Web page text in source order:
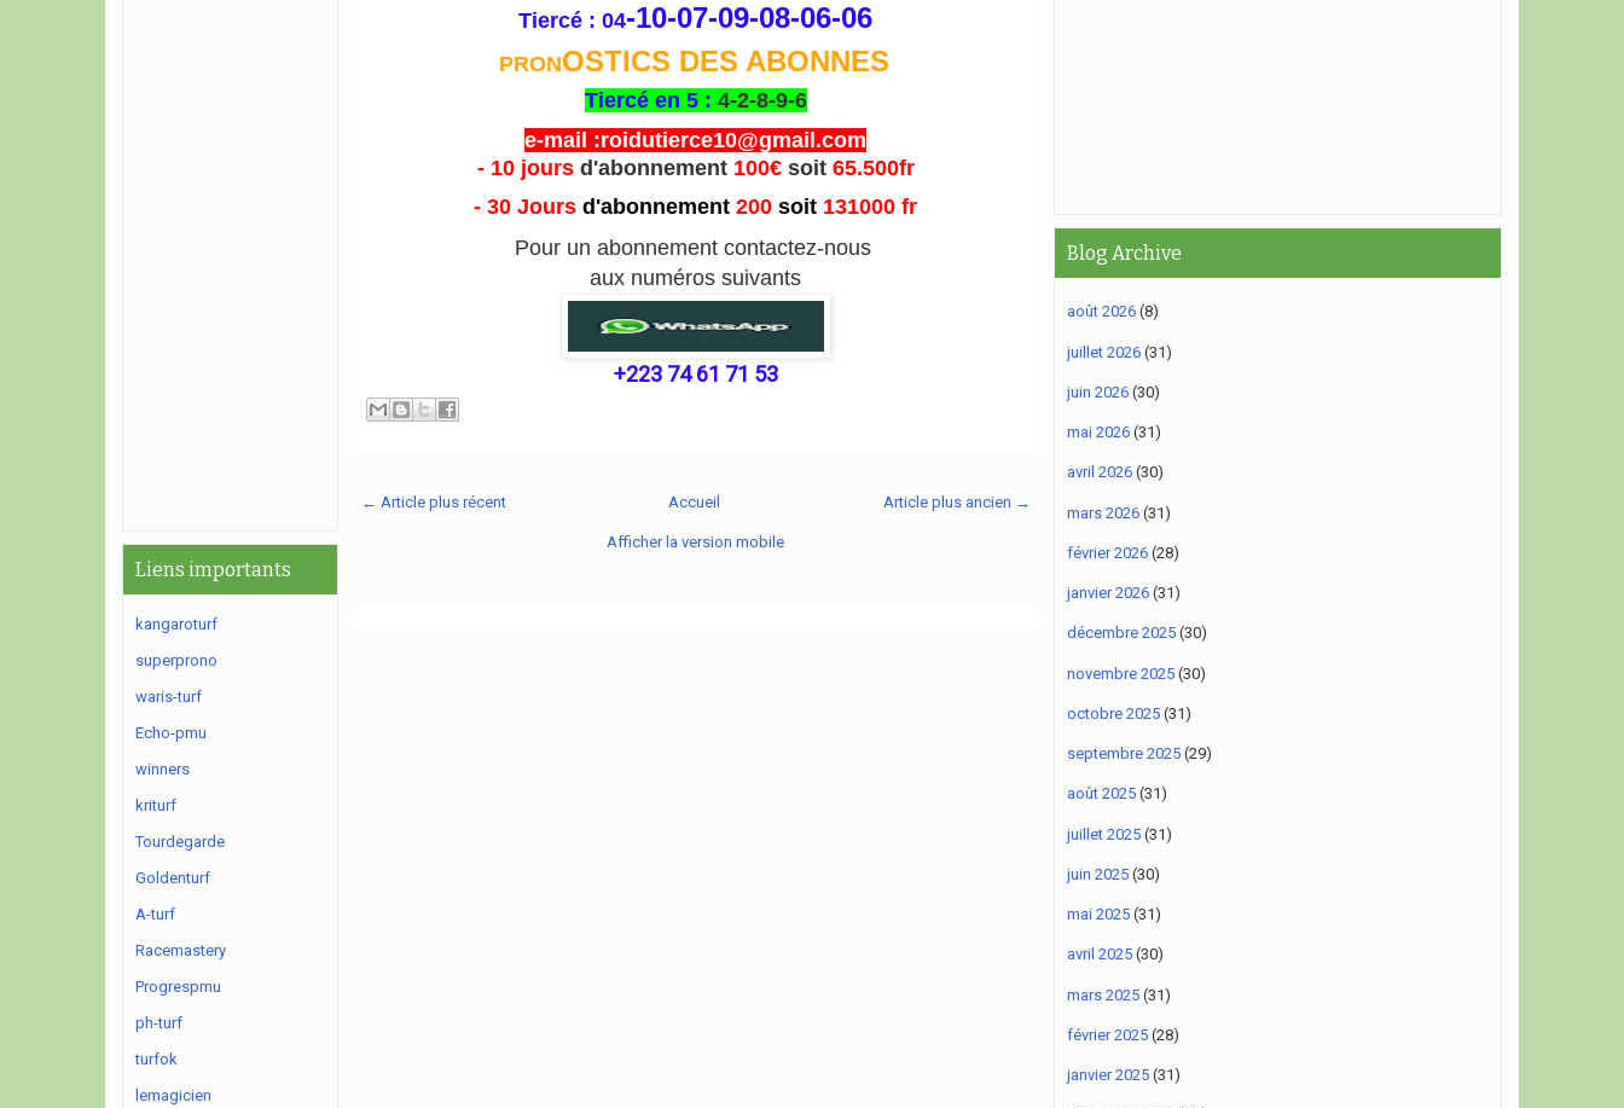
Tiercé : 04-10-07-09-08-06-06
PRONOSTICS DES ABONNES
Tiercé en 5 : 4-2-8-9-6
e-mail :roidutierce10@gmail.com
- 10 jours d'abonnement 100€ soit 65.500fr
- 30 Joursd'abonnement 200soit 131000 fr
Pour un abonnement contactez-nous
aux numéros suivants
+223 74 61 71 53
← Article plus récent Article plus ancien →
Accueil
Afficher la version mobile
Liens importants
kangaroturf
superprono
waris-turf
Echo-pmu
winners
kriturf
Tourdegarde
Goldenturf
A-turf
Racemastery
Progrespmu
ph-turf
turfok
lemagicien
Blog Archive
août 2026(8)
juillet 2026(31)
juin 2026(30)
mai 2026(31)
avril 2026(30)
mars 2026(31)
février 2026(28)
janvier 2026(31)
décembre 2025(30)
novembre 2025(30)
octobre 2025(31)
septembre 2025(29)
août 2025(31)
juillet 2025(31)
juin 2025(30)
mai 2025(31)
avril 2025(30)
mars 2025(31)
février 2025(28)
janvier 2025(31)